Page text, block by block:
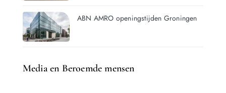
ABN AMRO openingstijden Groningen
Media en Beroemde mensen